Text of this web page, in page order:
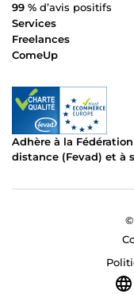
99 % d’avis positifs
Services
Freelances
ComeUp
Adhère à la
distance (Fevad) et à
©